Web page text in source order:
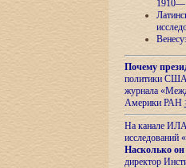
Почему
политики США
журнала
Америки РАН
На канале ИЛА
исследований «
Насколько он
директор